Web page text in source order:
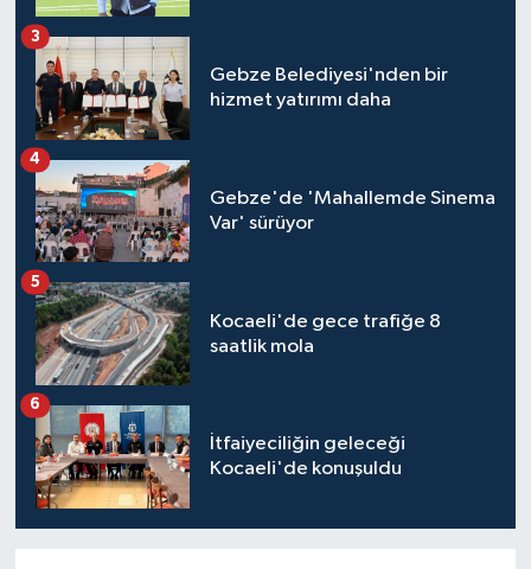
Gebze Belediyesi'nden bir
hizmet yatırımı daha
3
Gebze'de 'Mahallemde Sinema
Var' sürüyor
4
Kocaeli'de gece trafiğe 8
saatlik mola
5
İtfaiyeciliğin geleceği
Kocaeli'de konuşuldu
6